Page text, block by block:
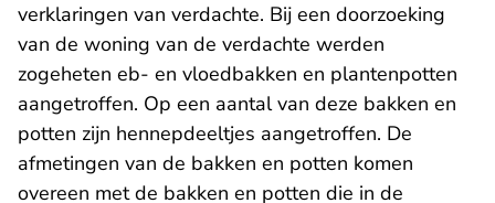
verklaringen van verdachte. Bij een doorzoeking
van de woning van de verdachte werden
zogeheten eb- en vloedbakken en plantenpotten
aangetroffen. Op een aantal van deze bakken en
potten zijn hennepdeeltjes aangetroffen. De
afmetingen van de bakken en potten komen
overeen met de bakken en potten die in de